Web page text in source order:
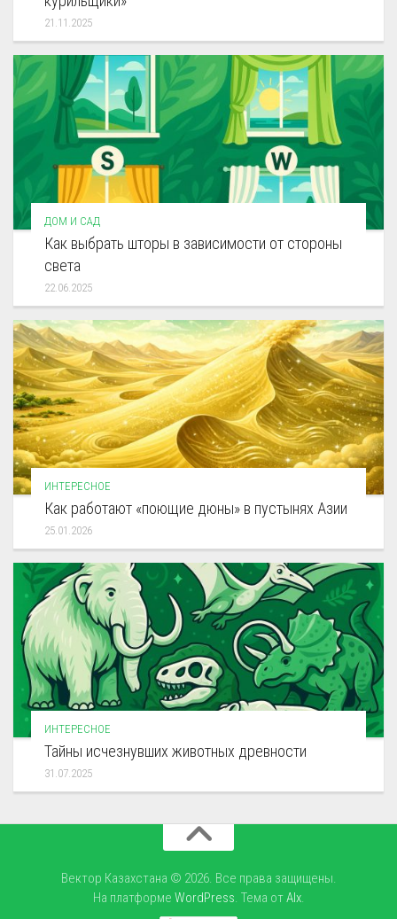
21.11.2025
ДОМ И САД
Как выбрать шторы в зависимости от стороны
света
22.06.2025
ИНТЕРЕСНОЕ
Как работают «поющие дюны» в пустынях Азии
25.01.2026
ИНТЕРЕСНОЕ
Тайны исчезнувших животных древности
31.07.2025
Вектор Казахстана © 2026. Все права защищены.
На платформе WordPress. Тема отAlx.